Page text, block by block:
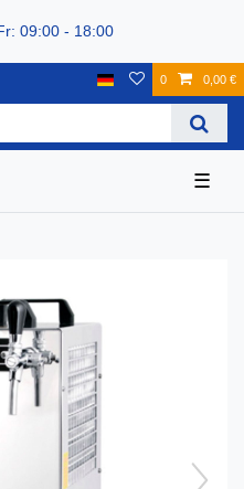
09:00 - 18:00
0 0,00 €
☰